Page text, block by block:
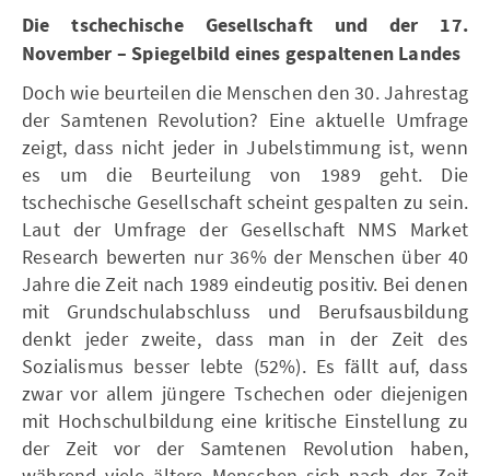
Die tschechische Gesellschaft und der 17.
November – Spiegelbild eines gespaltenen Landes
Doch wie beurteilen die Menschen den 30. Jahrestag
der Samtenen Revolution? Eine aktuelle Umfrage
zeigt, dass nicht jeder in Jubelstimmung ist, wenn
es um die Beurteilung von 1989 geht. Die
tschechische Gesellschaft scheint gespalten zu sein.
Laut der Umfrage der Gesellschaft NMS Market
Research bewerten nur 36% der Menschen über 40
Jahre die Zeit nach 1989 eindeutig positiv. Bei denen
mit Grundschulabschluss und Berufsausbildung
denkt jeder zweite, dass man in der Zeit des
Sozialismus besser lebte (52%). Es fällt auf, dass
zwar vor allem jüngere Tschechen oder diejenigen
mit Hochschulbildung eine kritische Einstellung zu
der Zeit vor der Samtenen Revolution haben,